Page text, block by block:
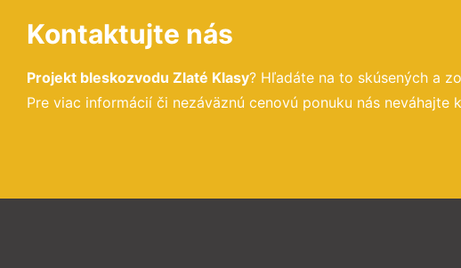
Kontaktujte nás
Projekt bleskozvodu Zlaté Klasy? Hľadáte na to skúsených a
Pre viac informácií či nezáväznú cenovú ponuku nás